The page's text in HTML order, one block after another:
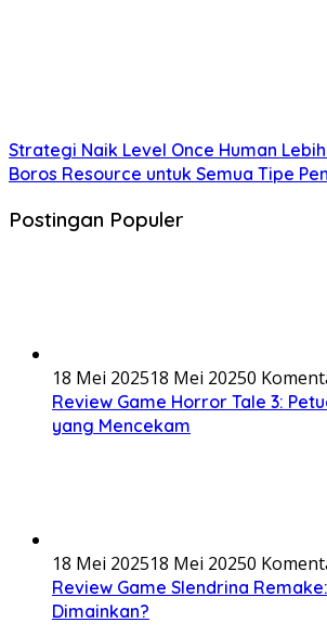
Strategi Naik Level Once Human
Boros Resource untuk Semua Tipe
Postingan Populer
18 Mei 202518 Mei 20250
Review Game Horror Tale 3:
yang Mencekam
18 Mei 202518 Mei 20250
Review Game Slendrina
Dimainkan?